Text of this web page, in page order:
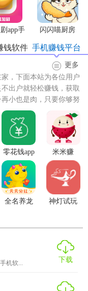
接单赚钱。
合规。
量分发机制。
app手
版
闪闪喵厨房
手机赚钱平台
钱软件
更多
，下面本站为各位用户
出户就轻松赚钱，获取
小也是肉，只要你够努
零花钱app 米米赚
全名养龙 神灯试玩
机软...
下载